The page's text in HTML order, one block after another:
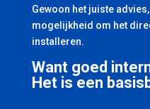
Gewoon het juiste
mogelijkheid om het
installeren.
Want goed
Het is een